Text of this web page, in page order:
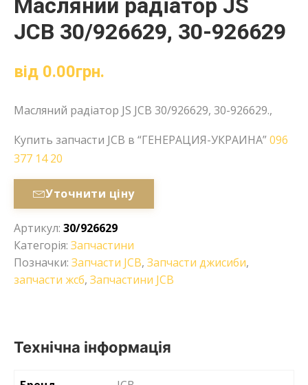
Масляний радіатор JS
JCB 30/926629, 30-926629
від 0.00грн.
Масляний радіатор JS JCB 30/926629, 30-926629.,
Купить запчасти JCB в “ГЕНЕРАЦИЯ-УКРАИНА”096
377 14 20
Уточнити ціну
Артикул: 30/926629
Категорія: Запчастини
Позначки: Запчасти JCB, Запчасти джисиби,
запчасти жсб, Запчастини JCB
Технічна інформація